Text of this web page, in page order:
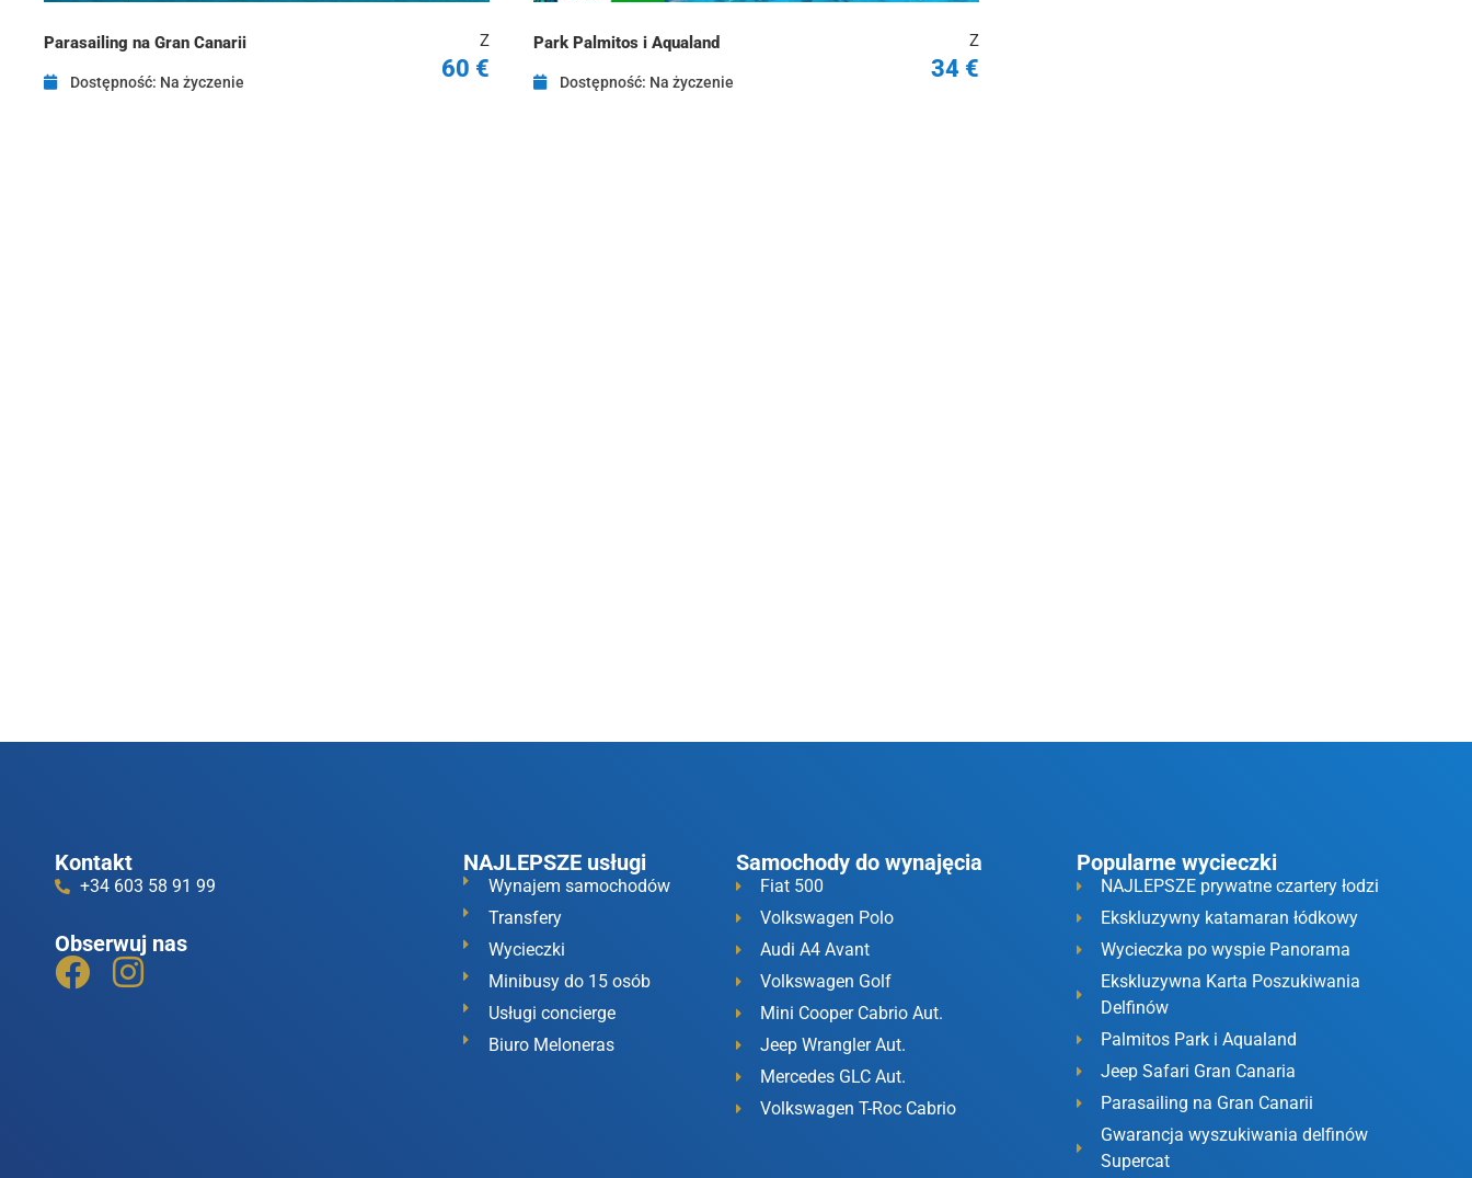
Parasailing na Gran Canarii Z
60 €
Dostępność: Na życzenie
Park Palmitos i Aqualand Z
34 €
Dostępność: Na życzenie
Kontakt
+34 603 58 91 99
Obserwuj nas
NAJLEPSZE usługi
Wynajem samochodów
Transfery
Wycieczki
Minibusy do 15 osób
Usługi concierge
Biuro Meloneras
Samochody do wynajęcia
Fiat 500
Volkswagen Polo
Audi A4 Avant
Volkswagen Golf
Mini Cooper Cabrio Aut.
Jeep Wrangler Aut.
Mercedes GLC Aut.
Volkswagen T-Roc Cabrio
Popularne wycieczki
NAJLEPSZE prywatne czartery łodzi
Ekskluzywny katamaran łódkowy
Wycieczka po wyspie Panorama
Ekskluzywna Karta Poszukiwania
Delfinów
Palmitos Park i Aqualand
Jeep Safari Gran Canaria
Parasailing na Gran Canarii
Gwarancja wyszukiwania delfinów
Supercat